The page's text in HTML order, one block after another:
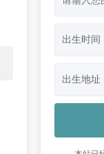
出生时间
出生地址